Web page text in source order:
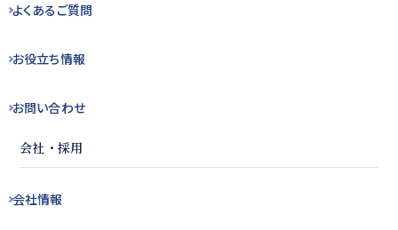
よくある ご質問
お役立ち情報
お問い合わせ
会社・採用
会社情報